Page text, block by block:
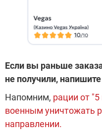
Если вы раньше
не получили,
Напомним, рации от
военным уничтожать
направлении.